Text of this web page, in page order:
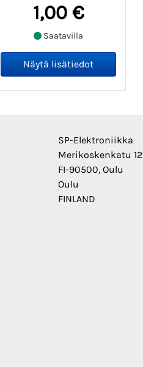
1,00 €
Saatavilla
SP-Elektroniikka
Merikoskenkatu 12
FI-90500, Oulu
Oulu
FINLAND